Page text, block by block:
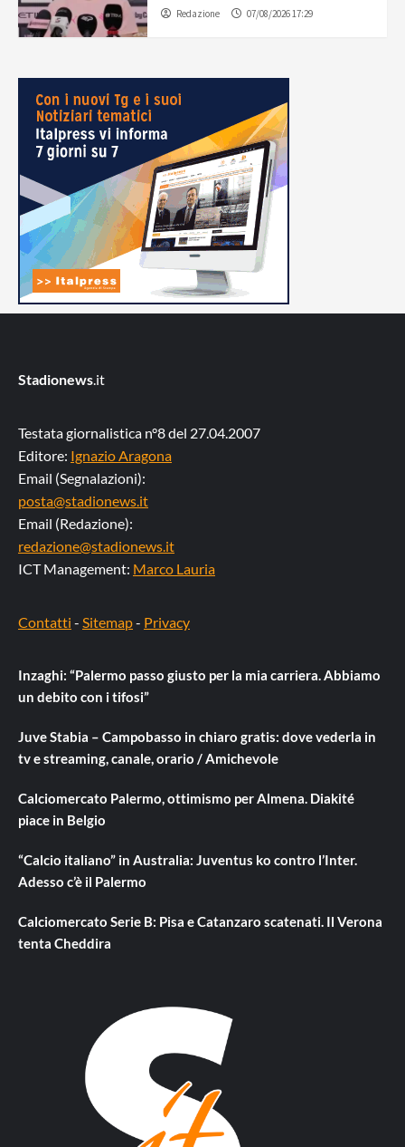
Redazione 07/08/2026 17:29
Stadionews.it
Testata giornalistica n°8 del 27.04.2007
Editore: Ignazio Aragona
Email (Segnalazioni):
posta@stadionews.it
Email (Redazione):
redazione@stadionews.it
ICT Management: Marco Lauria
Contatti - Sitemap- Privacy
Inzaghi: “Palermo passo giusto per la mia carriera. Abbiamo
un debito con i tifosi”
Juve Stabia – Campobasso in chiaro gratis: dove vederla in
tv e streaming, canale, orario / Amichevole
Calciomercato Palermo, ottimismo per Almena. Diakité
piace in Belgio
“Calcio italiano” in Australia: Juventus ko contro l’Inter.
Adesso c’è il Palermo
Calciomercato Serie B: Pisa e Catanzaro scatenati. Il Verona
tenta Cheddira